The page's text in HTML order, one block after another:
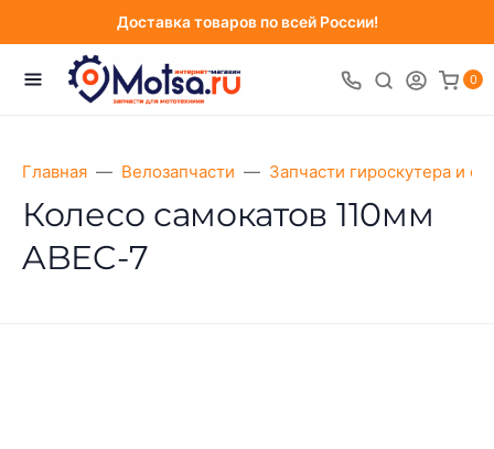
Доставка товаров по всей России!
0
Главная Велозапчасти Запчасти гироскутера и
Колесо самокатов 110мм
ABEC-7